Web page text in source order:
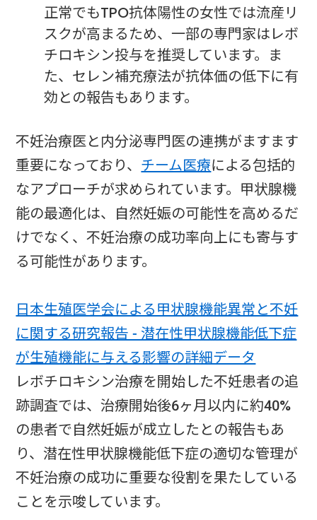
正常でもTPO抗体陽性の女性では流産リ
スクが高まるため、一部の専門家はレボ
チロキシン投与を推奨しています。ま
た、セレン補充療法が抗体価の低下に有
効との報告もあります。
不妊治療医と内分泌専門医の連携がますます
重要になっており、 チーム医療による包括的
なアプローチが求められています。甲状腺機
能の最適化は、自然妊娠の可能性を高めるだ
けでなく、不妊治療の成功率向上にも寄与す
る可能性があります。
日本生殖医学会による甲状腺機能異常と不妊
に関する研究報告 - 潜在性甲状腺機能低下症
が生殖機能に与える影響の詳細データ
レボチロキシン治療を開始した不妊患者の追
跡調査では、治療開始後6ヶ月以内に約40%
の患者で自然妊娠が成立したとの報告もあ
り、潜在性甲状腺機能低下症の適切な管理が
不妊治療の成功に重要な役割を果たしている
ことを示唆しています。